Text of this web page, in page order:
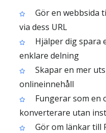
Gör en webbsida
via dess URL
Hjälper dig spara
enklare delning
Skapar en mer
onlineinnehåll
Fungerar som en
konverterare utan
Gör om länkar till